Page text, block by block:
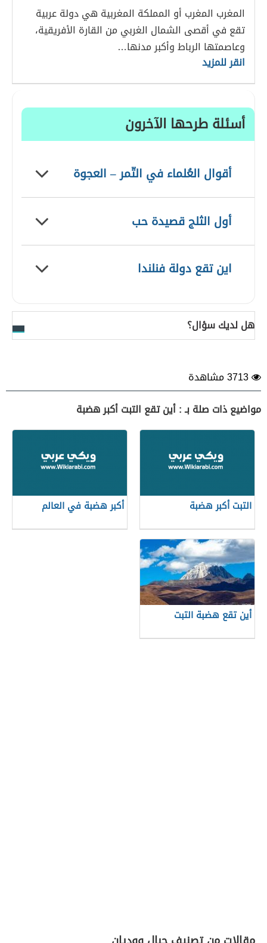
المغرب المغرب أو المملكة المغربية هي دولة عربية
تقع في أقصى الشمال الغربي من القارة الأفريقية،
وعاصمتها الرباط وأكبر مدنها…
انقر للمزيد
أسئلة طرحها الآخرون
أقوال العُلماء في التّمر – العجوة
أول الثلج قصيدة حب
اين تقع دولة فنلندا
هل لديك سؤال؟
مواضيع ذات صلة بـ : أين تقع التبت أكبر هضبة
التبت أكبر هضبة أكبر هضبة في العالم
أين تقع هضبة التبت